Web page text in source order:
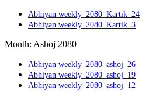
Abhiyan weekly_2080_Kartik_24
Abhiyan weekly_2080_Kartik_3
Month: Ashoj 2080
Abhiyan weekly_2080_ashoj_26
Abhiyan weekly_2080_ashoj_19
Abhiyan weekly_2080_ashoj_12